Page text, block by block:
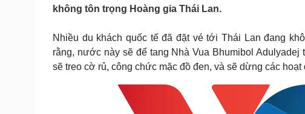
Vụ án
Tư vấn luật
Vũ khí
Phân tích
Dinh dưỡng - món ngon
Nhà đẹp
Blog
không tôn trọng Hoàng gia Thái Lan.
Nhiều du khách quốc tế đã đặt vé tới Thái Lan đang
rằng, nước này sẽ để tang Nhà Vua Bhumibol
sẽ treo cờ rủ, công chức mặc đồ đen, và sẽ dừng các